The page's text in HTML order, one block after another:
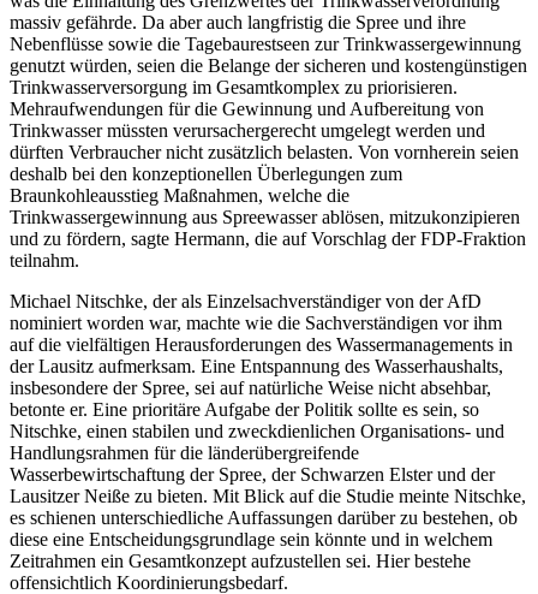
massiv gefährde. Da aber auch langfristig die Spree und ihre
Nebenflüsse sowie die Tagebaurestseen zur Trinkwassergewinnung
genutzt würden, seien die Belange der sicheren und kostengünstigen
Trinkwasserversorgung im Gesamtkomplex zu priorisieren.
Mehraufwendungen für die Gewinnung und Aufbereitung von
Trinkwasser müssten verursachergerecht umgelegt werden und
dürften Verbraucher nicht zusätzlich belasten. Von vornherein seien
deshalb bei den konzeptionellen Überlegungen zum
Braunkohleausstieg Maßnahmen, welche die
Trinkwassergewinnung aus Spreewasser ablösen, mitzukonzipieren
und zu fördern, sagte Hermann, die auf Vorschlag der FDP-Fraktion
teilnahm.
Michael Nitschke, der als Einzelsachverständiger von der AfD
nominiert worden war, machte wie die Sachverständigen vor ihm
auf die vielfältigen Herausforderungen des Wassermanagements in
der Lausitz aufmerksam. Eine Entspannung des Wasserhaushalts,
insbesondere der Spree, sei auf natürliche Weise nicht absehbar,
betonte er. Eine prioritäre Aufgabe der Politik sollte es sein, so
Nitschke, einen stabilen und zweckdienlichen Organisations- und
Handlungsrahmen für die länderübergreifende
Wasserbewirtschaftung der Spree, der Schwarzen Elster und der
Lausitzer Neiße zu bieten. Mit Blick auf die Studie meinte Nitschke,
es schienen unterschiedliche Auffassungen darüber zu bestehen, ob
diese eine Entscheidungsgrundlage sein könnte und in welchem
Zeitrahmen ein Gesamtkonzept aufzustellen sei. Hier bestehe
offensichtlich Koordinierungsbedarf.